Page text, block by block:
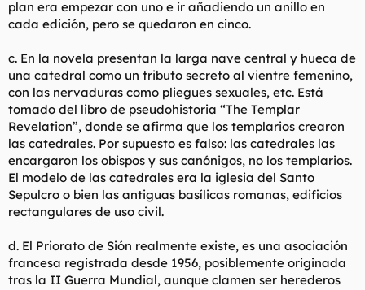
plan era empezar con uno e ir añadiendo un anillo en
cada edición, pero se quedaron en cinco.
c. En la novela presentan la larga nave central y hueca de
una catedral como un tributo secreto al vientre femenino,
con las nervaduras como pliegues sexuales, etc. Está
tomado del libro de pseudohistoria “The Templar
Revelation”, donde se afirma que los templarios crearon
las catedrales. Por supuesto es falso: las catedrales las
encargaron los obispos y sus canónigos, no los templarios.
El modelo de las catedrales era la iglesia del Santo
Sepulcro o bien las antiguas basílicas romanas, edificios
rectangulares de uso civil.
d. El Priorato de Sión realmente existe, es una asociación
francesa registrada desde 1956, posiblemente originada
tras la II Guerra Mundial, aunque clamen ser herederos